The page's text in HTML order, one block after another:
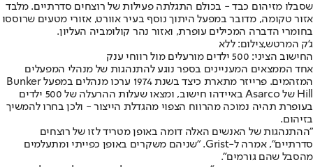
שסבלו מזיהום כבד - בכולם התגלתה פעילות של רוצחים סדרתיים. מלבד
אזור טקומה, מדובר במפעל היתוך נוסף בעיר אוורט, אזורי מטעים שרוססו
בחומרי הדברה המכילים עופרת, ואזור נהר קולומביה העליון.
ג'ק המרטש,צילום: ללא
החישוב הציני: 500 ילדים מורעלים מול רווחי ענק
אחד הממצאים המעניינים בספר נוגע להתנהגות של מנהלי המפעלים
המזהמים. פרייזר מתארת כיצד בשנת 1974 ערכו מנהלים במפעל Bunker
Hill של Asarco באיידהו חישוב, ומצאו שעלות ההרעלה של 500 ילדים
בעופרת תהיה נמוכה מהרווח הצפוי מהגדלת הייצור - ולכן בחרו להמשיך
בזיהום.
"ההתנהגות של האנשים האלה דומה באופן מטריד לזו של רוצחים
סדרתיים", אמרה ל-Grist. "שניהם משקרים באופן כפייתי ומתעלמים
מהסבל שהם גורמים".